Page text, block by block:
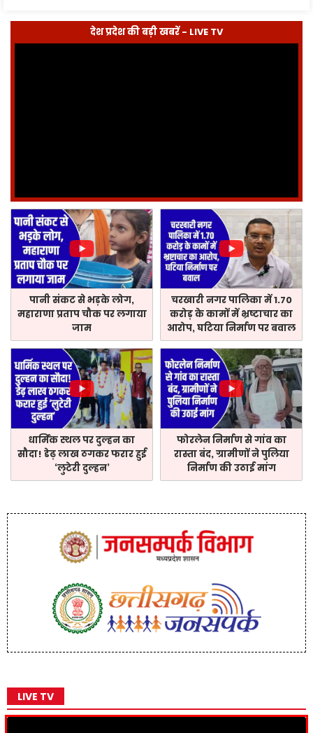
देश प्रदेश की बड़ी खबरें - LIVE TV
पानी संकट से भड़के लोग,
महाराणा प्रताप चौक पर लगाया
जाम
चरखारी नगर पालिका में 1.70
करोड़ के कामों में भ्रष्टाचार का
आरोप, घटिया निर्माण पर बवाल
धार्मिक स्थल पर दुल्हन का
सौदा! डेढ़ लाख ठगकर फरार हुई
‘लुटेरी दुल्हन’
फोरलेन निर्माण से गांव का
रास्ता बंद, ग्रामीणों ने पुलिया
निर्माण की उठाई मांग
LIVE TV